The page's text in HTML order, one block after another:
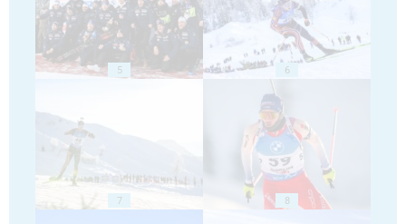
5 6
7 8